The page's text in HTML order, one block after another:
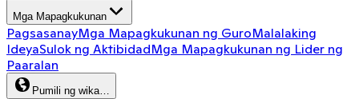
Mga Mapagkukunan
PagsasanayMga Mapagkukunan ng GuroMalalaking
IdeyaSulok ng AktibidadMga Mapagkukunan ng Lider ng
Paaralan
Pumili ng wika…